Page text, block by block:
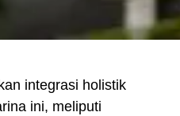
integrasi holistik
ini, meliputi